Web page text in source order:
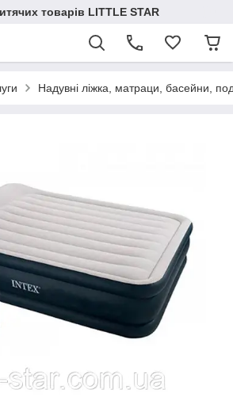
товарів LITTLE STAR
Надувні ліжка, матраци, басейни,